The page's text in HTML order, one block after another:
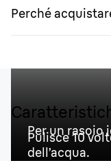
Perché
Per un rasoio
Pulisce 10
dell’acqua.